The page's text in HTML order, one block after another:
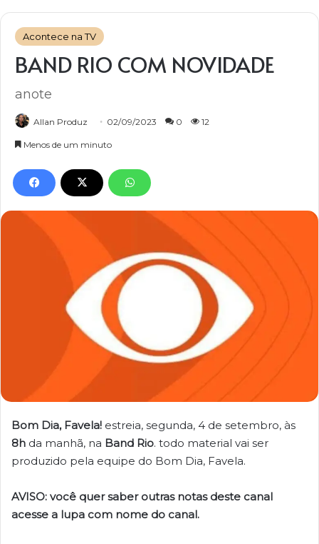
Acontece na TV
BAND RIO COM NOVIDADE
anote
Allan Produz 02/09/2023 0 12
Menos de um minuto
Bom Dia, Favela! estreia, segunda, 4 de setembro, às
8h da manhã, na Band Rio. todo material vai ser
produzido pela equipe do Bom Dia, Favela.
AVISO: você quer saber outras notas deste canal
acesse a lupa com nome do canal.